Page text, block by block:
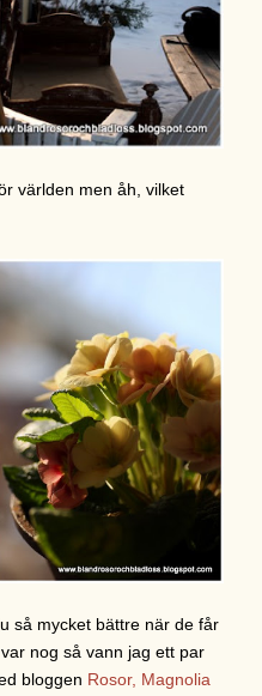
världen men åh, vilket
så mycket bättre när de får
nog så vann jag ett par
bloggen Rosor, Magnolia